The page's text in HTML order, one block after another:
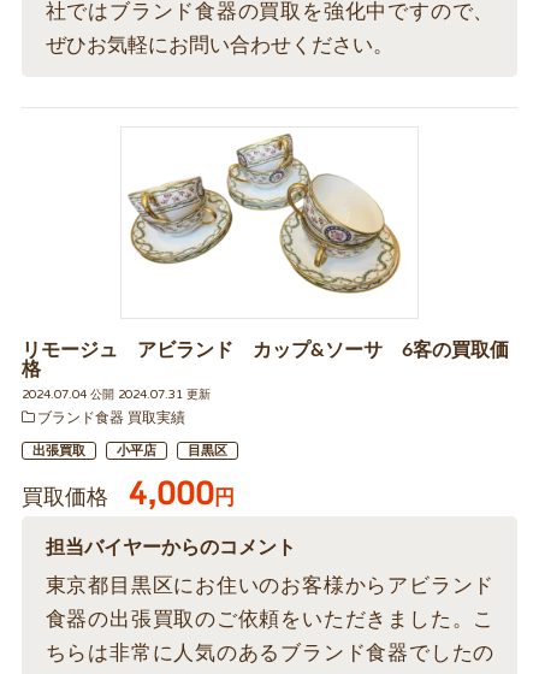
社ではブランド食器の買取を強化中ですので、
ぜひお気軽にお問い合わせください。
リモージュ アビランド カップ&ソーサ 6客の買取価
格
2024.07.04 公開 2024.07.31 更新
ブランド食器 買取実績
出張買取 小平店 目黒区
買取価格 4,000円
担当バイヤーからのコメント
東京都目黒区にお住いのお客様からアビランド
食器の出張買取のご依頼をいただきました。こ
ちらは非常に人気のあるブランド食器でしたの